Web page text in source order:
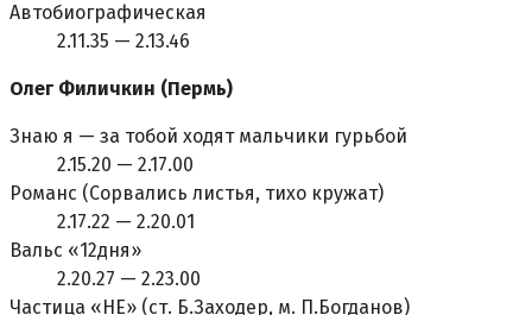
Автобиографическая
2.11.35 — 2.13.46
Олег Филичкин (Пермь)
Знаю я — за тобой ходят мальчики гурьбой
2.15.20 — 2.17.00
Романс (Сорвались листья, тихо кружат)
2.17.22 — 2.20.01
Вальс «12дня»
2.20.27 — 2.23.00
Частица «HЕ» (ст. Б.Заходер, м. П.Богданов)